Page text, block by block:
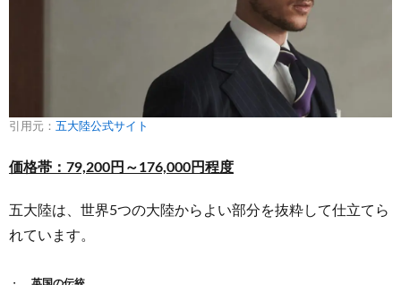
引用元： 五大陸公式サイト
価格帯：79,200円～176,000円程度
五大陸は、世界5つの大陸からよい部分を抜粋して仕立てら
れています。